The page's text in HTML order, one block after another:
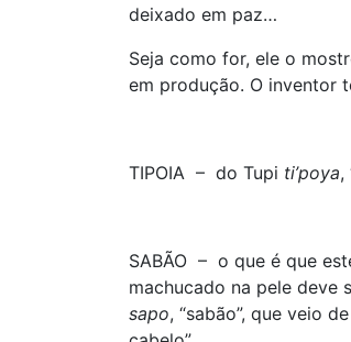
deixado em paz…
Seja como for, ele o
em produção. O inventor
TIPOIA – do Tupi ti’poya,
SABÃO – o que é que
machucado na pele deve
sapo, “sabão”, que veio